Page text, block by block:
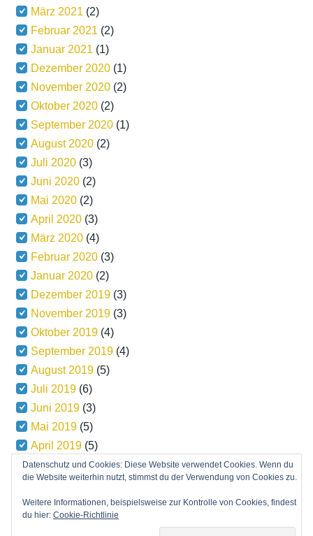
März 2021 (2)
Februar 2021 (2)
Januar 2021 (1)
Dezember 2020 (1)
November 2020 (2)
Oktober 2020 (2)
September 2020 (1)
August 2020 (2)
Juli 2020 (3)
Juni 2020 (2)
Mai 2020 (2)
April 2020 (3)
März 2020 (4)
Februar 2020 (3)
Januar 2020 (2)
Dezember 2019 (3)
November 2019 (3)
Oktober 2019 (4)
September 2019 (4)
August 2019 (5)
Juli 2019 (6)
Juni 2019 (3)
Mai 2019 (5)
April 2019 (5)
März 2019(5)
Datenschutz und Cookies: Diese Website verwendet Cookies. Wenn du
die Website weiterhin nutzt, stimmst du der Verwendung von Cookies zu.
Weitere Informationen, beispielsweise zur Kontrolle von Cookies, findest
du hier: Cookie-Richtlinie